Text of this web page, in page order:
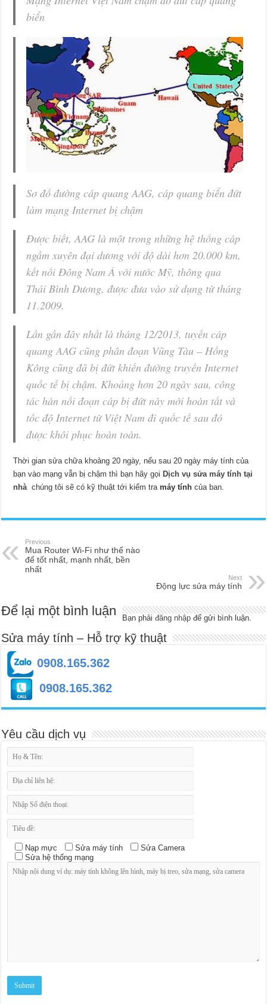
biển
Sơ đồ đường cáp quang AAG, cáp quang biển đứt
làm mạng Internet bị chậm
Được biết, AAG là một trong những hệ thống cáp
ngầm xuyên đại dương với độ dài hơn 20.000 km,
kết nối Đông Nam Á với nước Mỹ, thông qua
Thái Bình Dương, được đưa vào sử dụng từ tháng
11.2009.
Lần gần đây nhất là tháng 12/2013, tuyến cáp
quang AAG cũng phân đoạn Vũng Tàu – Hồng
Kông cũng đã bị đứt khiến đường truyền Internet
quốc tế bị chậm. Khoảng hơn 20 ngày sau, công
tác hàn nối đoạn cáp bị đứt này mới hoàn tất và
tốc độ Internet từ Việt Nam đi quốc tế sau đó
được khôi phục hoàn toàn.
Thời gian sửa chữa khoảng 20 ngày, nếu sau 20 ngày máy tính của
bạn vào mạng vẫn bị chậm thì bạn hãy gọi Dịch vụ sửa máy tính tại
nhàchúng tôi sẽ có kỹ thuật tới kiểm tramáy tính của ban.
Previous
Mua Router Wi-Fi như thế nào
để tốt nhất, mạnh nhất, bền
nhất
Next
Động lực sửa máy tính
Để lại một bình luận Bạn phảiđăng nhập để gửi bình luận.
Sửa máy tính – Hỗ trợ kỹ thuật
0908.165.362
0908.165.362
Yêu cầu dịch vụ
Nạp mực Sửa máy tính
Sửa Camera
Sửa hệ thống mạng